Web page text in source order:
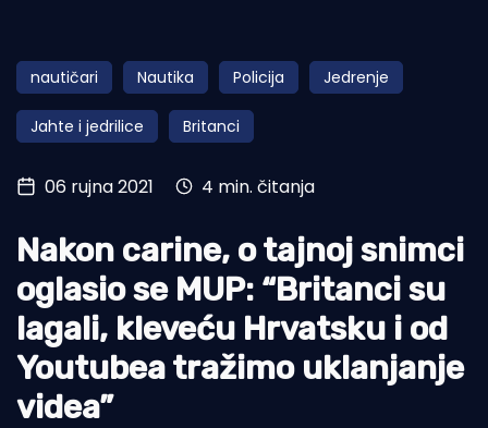
Obala
Otoci
Turizam i nautika
Pomorstvo
Ekologija
Tradicija i kultura
nautičari Nautika Policija Jedrenje
Jahte i jedrilice Britanci
06 rujna 2021 4 min. čitanja
Nakon carine, o tajnoj snimci
oglasio se MUP: “Britanci su
lagali, kleveću Hrvatsku i od
Youtubea tražimo uklanjanje
videa”